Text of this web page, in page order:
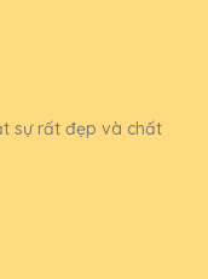
sự rất đẹp và chất